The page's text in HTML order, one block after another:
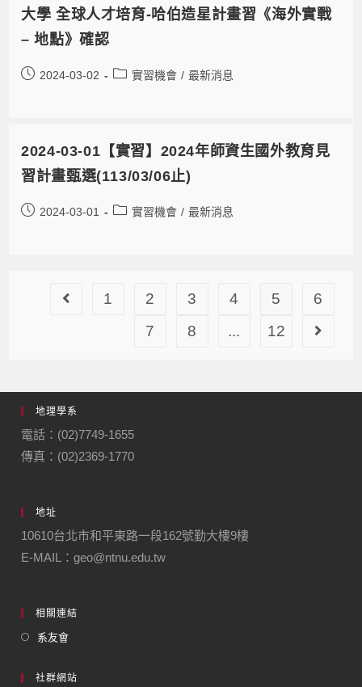
大學 全球人才培育-哈伯造星計畫習《海外實戰
– 地點》確認
2024-03-02 實習機會 / 最新消息
2024-03-01【實習】2024年師資生國外教育見
習計畫甄選(113/03/06止)
2024-03-01 實習機會 / 最新消息
1 2 3 4 5
6
7
8 ... 12
地理學系
電話：(02)7749-1655
傳真：(02)2369-1770
地址
10610台北市和平東路一段162號勤大樓9樓
E-MAIL：geo@ntnu.edu.tw
相關連結
系友會
社群網站